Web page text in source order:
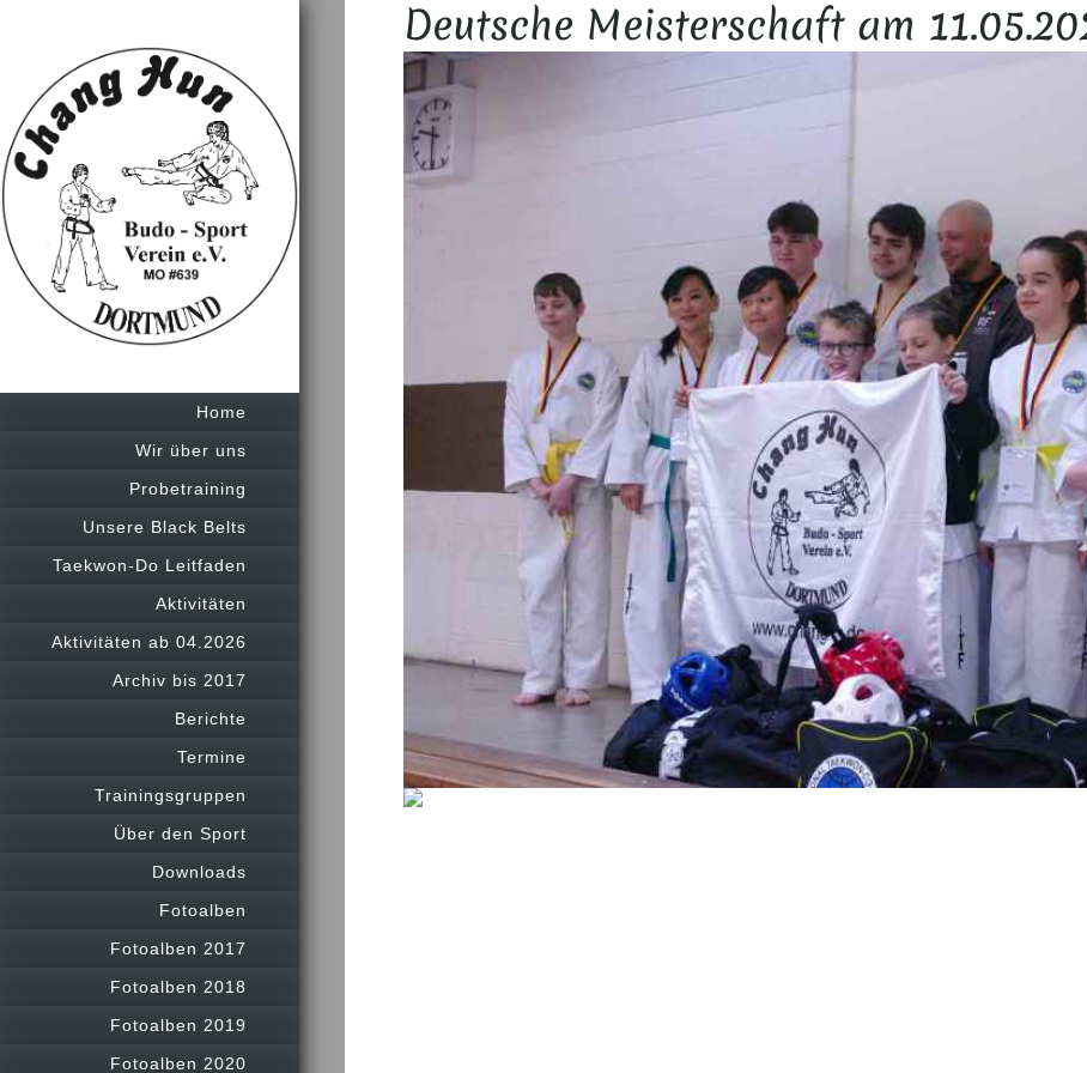
Home
Wir über uns
Probetraining
Unsere Black Belts
Taekwon-Do Leitfaden
Aktivitäten
Aktivitäten ab 04.2026
Archiv bis 2017
Berichte
Termine
Trainingsgruppen
Über den Sport
Downloads
Fotoalben
Fotoalben 2017
Fotoalben 2018
Fotoalben 2019
Fotoalben 2020
Deutsche Meisterschaft am